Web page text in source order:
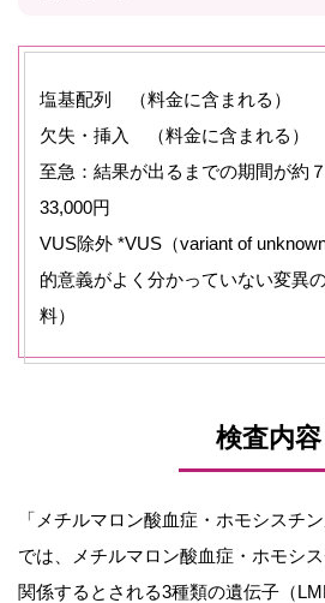
塩基配列 （料金に含まれる）
欠失・挿入 （料金に含まれる）
至急：結果が出るまでの期間が約
33,000円
VUS除外 *VUS（variant of
的意義がよく分かっていない変異
料）
検査内容
「メチルマロン酸血症・ホモシスチ
では、メチルマロン酸血症・ホモシ
関係するとされる3種類の遺伝子（